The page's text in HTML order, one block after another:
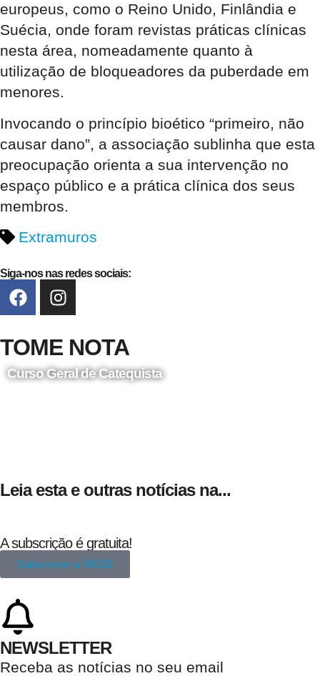
europeus, como o Reino Unido, Finlândia e
Suécia, onde foram revistas práticas clínicas
nesta área, nomeadamente quanto à
utilização de bloqueadores da puberdade em
menores.
Invocando o princípio bioético “primeiro, não
causar dano”, a associação sublinha que esta
preocupação orienta a sua intervenção no
espaço público e a prática clínica dos seus
membros.
Extramuros
Siga-nos nas redes sociais:
TOME NOTA
Curso Geral de Catequista
Leia esta e outras notícias na...
A subscrição é gratuita!
Subscrever a REDE
NEWSLETTER
Receba as notícias no seu email​